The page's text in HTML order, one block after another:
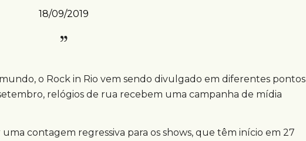
18/09/2019
o Rock in Rio vem sendo divulgado em diferentes pontos
relógios de rua recebem uma campanha de mídia
contagem regressiva para os shows, que têm início em 27